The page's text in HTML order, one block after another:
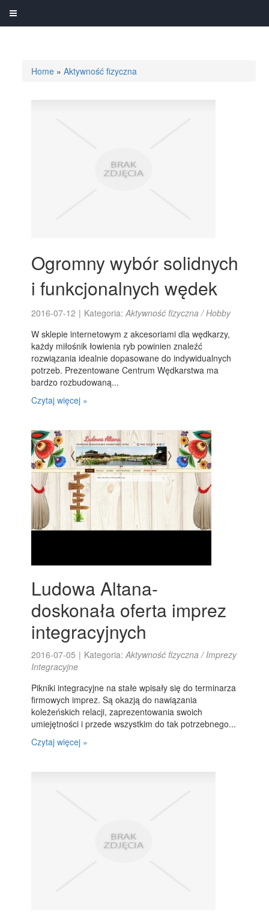
Home »Aktywność fizyczna
Ogromny wybór solidnych
i funkcjonalnych wędek
2016-07-12 | Kategoria:Aktywność fizyczna / Hobby
W sklepie internetowym z akcesoriami dla wędkarzy,
każdy miłośnik łowienia ryb powinien znaleźć
rozwiązania idealnie dopasowane do indywidualnych
potrzeb. Prezentowane Centrum Wędkarstwa ma
bardzo rozbudowaną...
Czytaj więcej »
Ludowa Altana-
doskonała oferta imprez
integracyjnych
2016-07-05 | Kategoria:Aktywność fizyczna / Imprezy
Integracyjne
Pikniki integracyjne na stałe wpisały się do terminarza
firmowych imprez. Są okazją do nawiązania
koleżeńskich relacji, zaprezentowania swoich
umiejętności i przede wszystkim do tak potrzebnego...
Czytaj więcej »